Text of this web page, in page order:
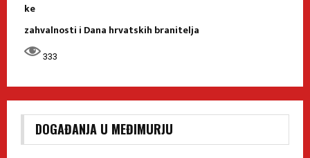
ke
zahvalnosti i Dana hrvatskih branitelja
333
DOGAĐANJA U MEĐIMURJU